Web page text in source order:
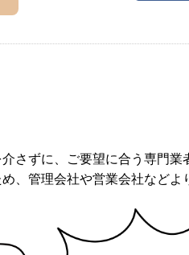
さずに、ご要望に合う専門
、管理会社や営業会社などよ